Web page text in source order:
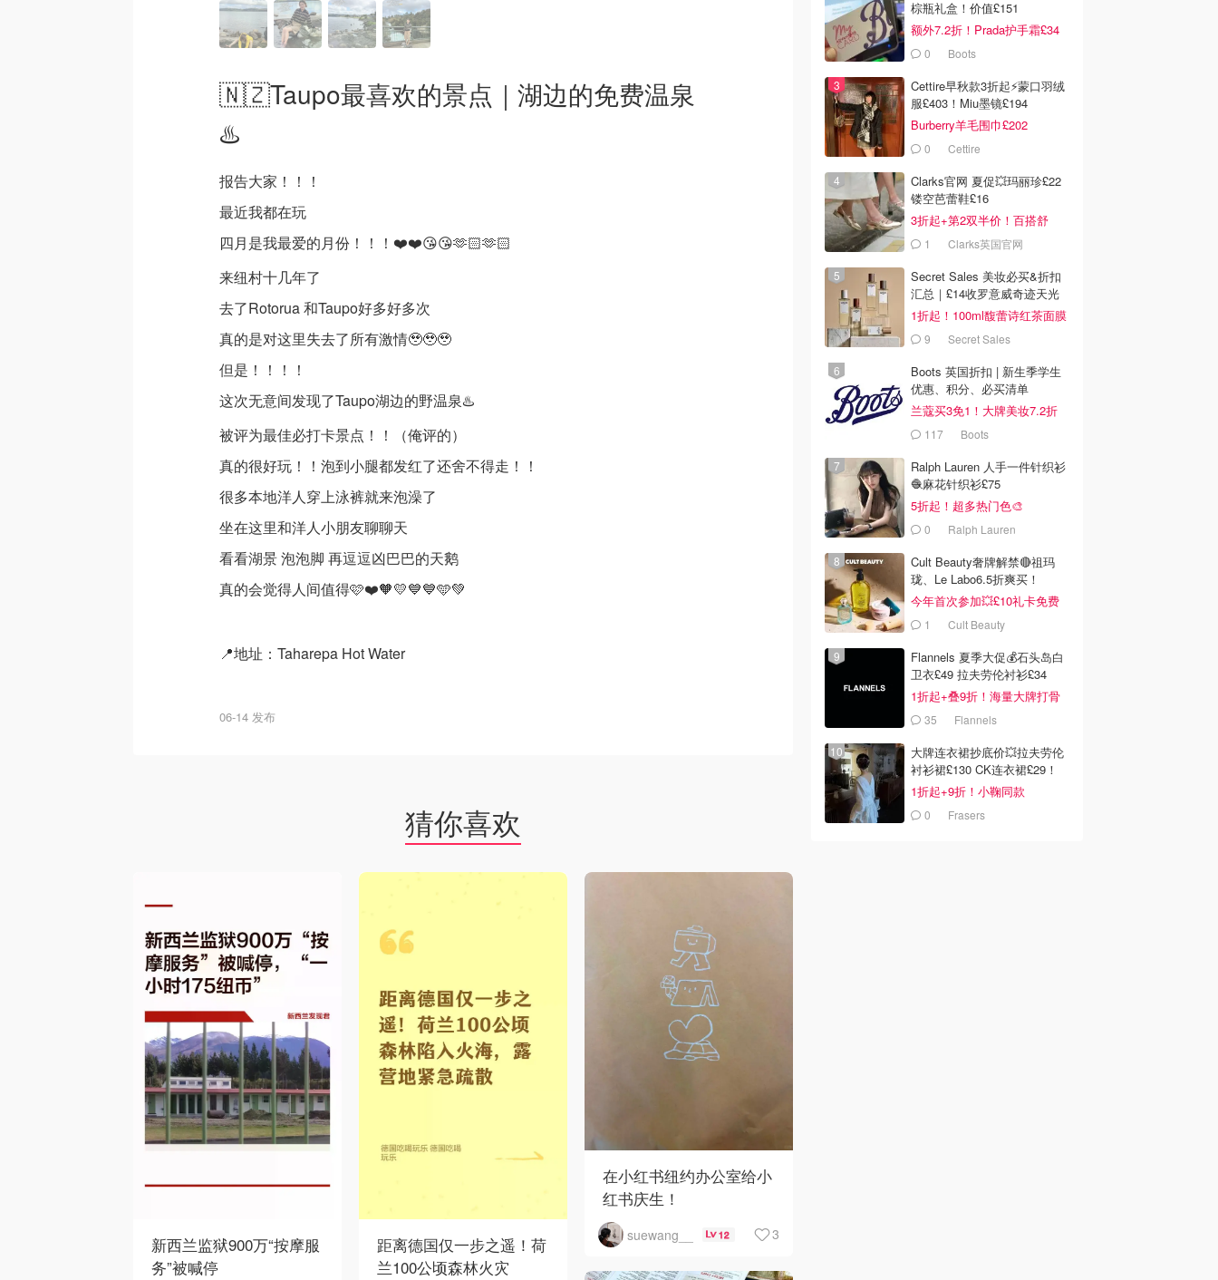
🇳🇿Taupo最喜欢的景点｜湖边的免费温泉
♨️
报告大家！！！
最近我都在玩
四月是我最爱的月份！！！❤️❤️😘😘🫶🏻🫶🏻
来纽村十几年了
去了Rotorua 和Taupo好多好多次
真的是对这里失去了所有激情🥹🥹🥹
但是！！！！
这次无意间发现了Taupo湖边的野温泉♨️
被评为最佳必打卡景点！！（俺评的）
真的很好玩！！泡到小腿都发红了还舍不得走！！
很多本地洋人穿上泳裤就来泡澡了
坐在这里和洋人小朋友聊聊天
看看湖景 泡泡脚 再逗逗凶巴巴的天鹅
真的会觉得人间值得🩷❤️🧡💛💙💙🩵💚
📍地址：Taharepa Hot Water
06-14 发布
猜你喜欢
新西兰监狱900万“按摩服
务”被喊停
距离德国仅一步之遥！荷
兰100公顷森林火灾
在小红书纽约办公室给小
红书庆生！
suewang__ 12 3
棕瓶礼盒！价值£151
额外7.2折！Prada护手霜£34
0 Boots
Cettire早秋款3折起⚡️蒙口羽绒
服£403！Miu墨镜£194
Burberry羊毛围巾£202
0 Cettire
Clarks官网 夏促💥玛丽珍£22
镂空芭蕾鞋£16
3折起+第2双半价！百搭舒
服！1 Clarks英国官网
Secret Sales 美妆必买&折扣
汇总｜£14收罗意威奇迹天光
1折起！100ml馥蕾诗红茶面膜
£409 Secret Sales
Boots 英国折扣 | 新生季学生
优惠、积分、必买清单
兰蔻买3免1！大牌美妆7.2折
117 Boots
Ralph Lauren 人手一件针织衫
🧶麻花针织衫£75
5折起！超多热门色🎨
0 Ralph Lauren
Cult Beauty奢牌解禁🔴祖玛
珑、Le Labo6.5折爽买！
今年首次参加💥£10礼卡免费
拿 1 Cult Beauty
Flannels 夏季大促💰石头岛白
卫衣£49 拉夫劳伦衬衫£34
1折起+叠9折！海量大牌打骨
折！
35 Flannels
大牌连衣裙抄底价💥拉夫劳伦
衬衫裙£130 CK连衣裙£29！
1折起+9折！小鞠同款
Ganni£88
0 Frasers